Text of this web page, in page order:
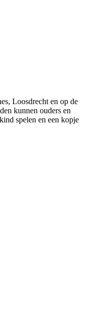
Loosdrecht en op de
kunnen ouders en
spelen en een kopje